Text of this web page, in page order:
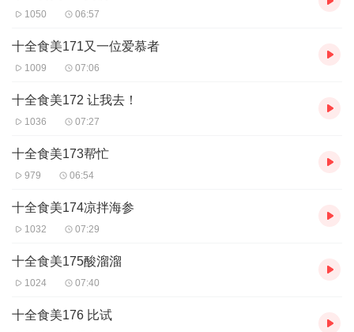
1050 06:57
十全食美171又一位爱慕者
1009 07:06
十全食美172 让我去！
1036 07:27
十全食美173帮忙
979 06:54
十全食美174凉拌海参
1032 07:29
十全食美175酸溜溜
1024 07:40
十全食美176 比试